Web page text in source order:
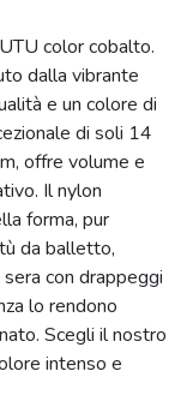
color cobalto.
dalla vibrante
e un colore di
di soli 14
offre volume e
Il nylon
forma, pur
da balletto,
con drappeggi
lo rendono
Scegli il nostro
intenso e